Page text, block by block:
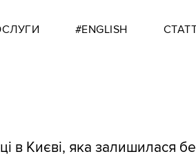
#ENGLISH
в Києві, яка залишилася